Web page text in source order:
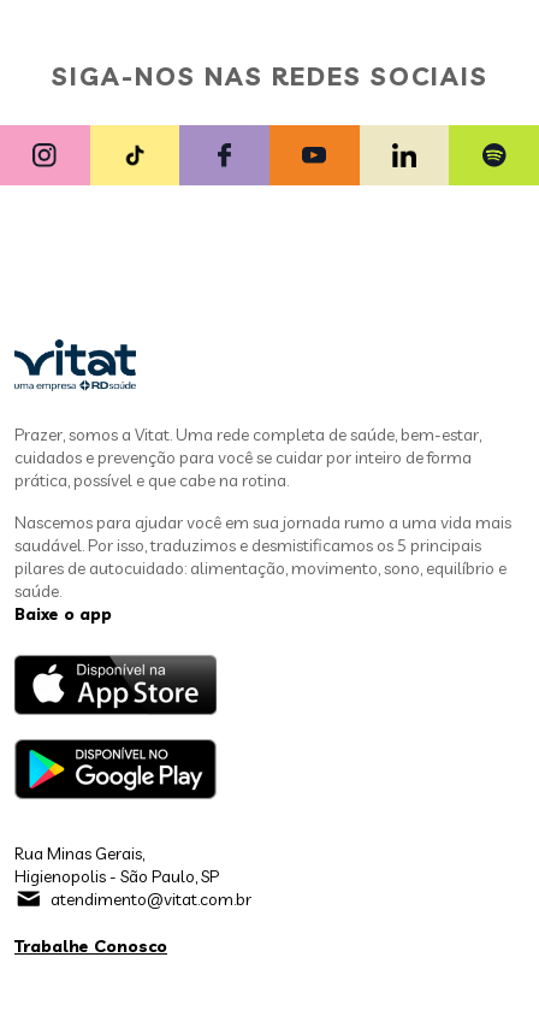
SIGA-NOS NAS REDES SOCIAIS
Prazer, somos a Vitat. Uma rede completa de saúde, bem-estar,
cuidados e prevenção para você se cuidar por inteiro de forma
prática, possível e que cabe na rotina.
Nascemos para ajudar você em sua jornada rumo a uma vida mais
saudável. Por isso, traduzimos e desmistificamos os 5 principais
pilares de autocuidado: alimentação, movimento, sono, equilíbrio e
saúde.
Baixe o app
Rua Minas Gerais,
Higienopolis - São Paulo, SP
atendimento@vitat.com.br
Trabalhe Conosco